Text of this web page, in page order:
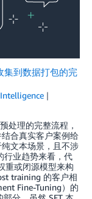
集到数据打包的完
处理的完整流程，
合真实客户案例给
文本场景，且不涉
行业趋势来看，代
重或闭源模型来构
training 的客户相
Fine-Tuning）的